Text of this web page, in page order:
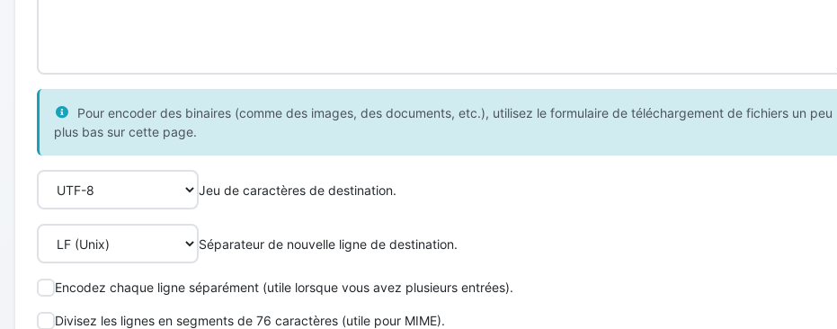
Pour encoder des binaires (comme des images, des documents, etc.), utilisez le formulaire de téléchargement de fichiers un peu
plus bas sur cette page.
Jeu de caractères de destination.
Séparateur de nouvelle ligne de destination.
Encodez chaque ligne séparément (utile lorsque vous avez plusieurs entrées).
Divisez les lignes en segments de 76 caractères (utile pour MIME).